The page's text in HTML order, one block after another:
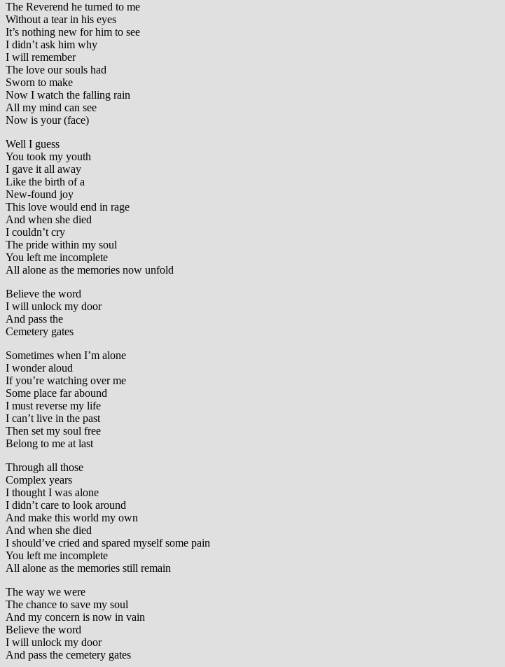
The Reverend he turned to me
Without a tear in his eyes
It’s nothing new for him to see
I didn’t ask him why
I will remember
The love our souls had
Sworn to make
Now I watch the falling rain
All my mind can see
Now is your (face)
Well I guess
You took my youth
I gave it all away
Like the birth of a
New-found joy
This love would end in rage
And when she died
I couldn’t cry
The pride within my soul
You left me incomplete
All alone as the memories now unfold
Believe the word
I will unlock my door
And pass the
Cemetery gates
Sometimes when I’m alone
I wonder aloud
If you’re watching over me
Some place far abound
I must reverse my life
I can’t live in the past
Then set my soul free
Belong to me at last
Through all those
Complex years
I thought I was alone
I didn’t care to look around
And make this world my own
And when she died
I should’ve cried and spared myself some pain
You left me incomplete
All alone as the memories still remain
The way we were
The chance to save my soul
And my concern is now in vain
Believe the word
I will unlock my door
And pass the cemetery gates